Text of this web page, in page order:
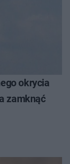
okrycia
zamknąć